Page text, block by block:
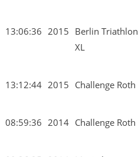
13:06:36 2015 Berlin Triathlon
XL
13:12:44 2015 Challenge Roth
08:59:36 2014 Challenge Roth